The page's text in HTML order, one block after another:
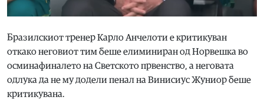
Бразилскиот тренер Карло Анчелоти е критикуван
откако неговиот тим беше елиминиран од Норвешка во
осминафиналето на Светското првенство, а неговата
одлука да не му додели пенал на Винисиус Жуниор беше
критикувана.